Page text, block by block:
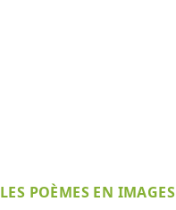
LES POÈMES EN IMAGES